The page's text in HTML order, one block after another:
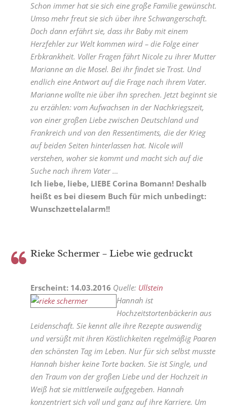
Schon immer hat sie sich eine große Familie gewünscht.
Umso mehr freut sie sich über ihre Schwangerschaft.
Doch dann erfährt sie, dass ihr Baby mit einem
Herzfehler zur Welt kommen wird – die Folge einer
Erbkrankheit. Voller Fragen fährt Nicole zu ihrer Mutter
Marianne an die Mosel. Bei ihr findet sie Trost. Und
endlich eine Antwort auf die Frage nach ihrem Vater.
Marianne wollte nie über ihn sprechen. Jetzt beginnt sie
zu erzählen: vom Aufwachsen in der Nachkriegszeit,
von einer großen Liebe zwischen Deutschland und
Frankreich und von den Ressentiments, die der Krieg
auf beiden Seiten hinterlassen hat. Nicole will
verstehen, woher sie kommt und macht sich auf die
Suche nach ihrem Vater …
Ich liebe, liebe, LIEBE Corina Bomann! Deshalb
heißt es bei diesem Buch für mich unbedingt:
Wunschzettelalarm!!
Rieke Schermer – Liebe wie gedruckt
Erscheint: 14.03.2016 Quelle: Ullstein
Hannah ist
Hochzeitstortenbäckerin aus
Leidenschaft. Sie kennt alle ihre Rezepte auswendig
und versüßt mit ihren Köstlichkeiten regelmäßig Paaren
den schönsten Tag im Leben. Nur für sich selbst musste
Hannah bisher keine Torte backen. Sie ist Single, und
den Traum von der großen Liebe und der Hochzeit in
Weiß hat sie mittlerweile aufgegeben. Hannah
konzentriert sich voll und ganz auf ihre Karriere. Um